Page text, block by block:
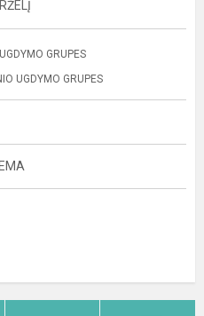
GRUPES
UGDYMO GRUPES